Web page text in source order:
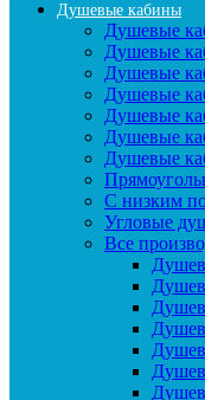
Душевые кабины
Душевые
Душевые
Душевые
Душевые
Душевые
Душевые
Душевые
С низким
Угловые
Все